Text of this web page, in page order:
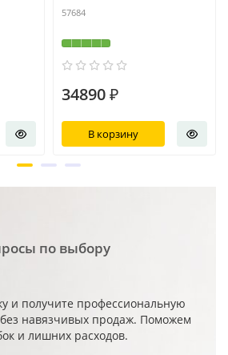
57684
34890 ₽
В корзину
по выбору
и получите профессиональную
навязчивых продаж. Поможем
и лишних расходов.